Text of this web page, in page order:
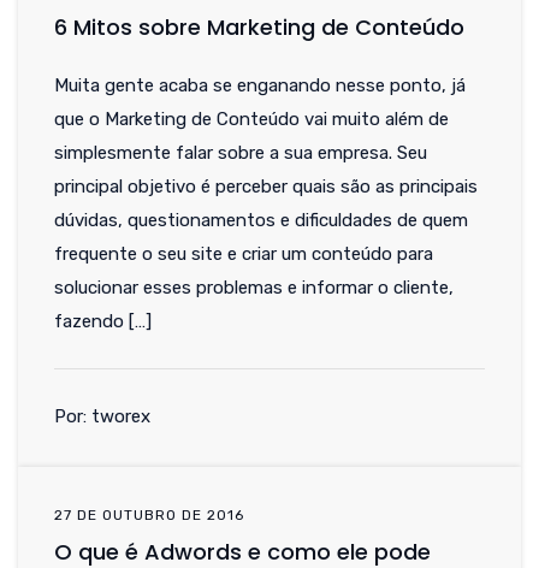
6 Mitos sobre Marketing de Conteúdo
Muita gente acaba se enganando nesse ponto, já
que o Marketing de Conteúdo vai muito além de
simplesmente falar sobre a sua empresa. Seu
principal objetivo é perceber quais são as principais
dúvidas, questionamentos e dificuldades de quem
frequente o seu site e criar um conteúdo para
solucionar esses problemas e informar o cliente,
fazendo […]
Por: tworex
27 DE OUTUBRO DE 2016
O que é Adwords e como ele pode